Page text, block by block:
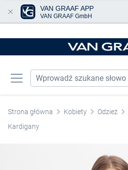
Strona główna Kobiety Odzież
Kardigany
VAN GRAAF APP
VAN GRAAF GmbH